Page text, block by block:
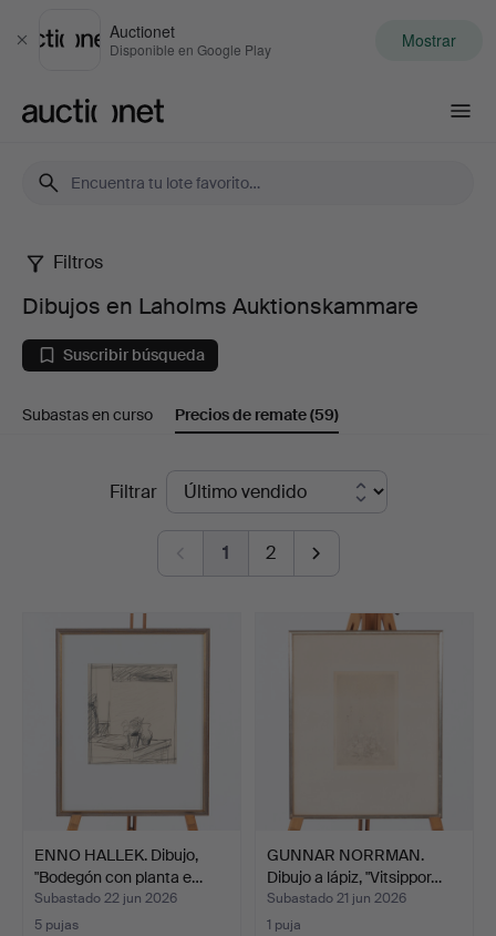
Cerrar
Auctionet
Disponible en Google Play Mostrar
Dibujos
en
Laholms
Auktionskammare
Filtros
Dibujos en Laholms Auktionskammare
Suscribir búsqueda
Subastas en curso Precios de remate(59)
Filtrar
1 2
ENNO HALLEK. Dibujo,
"Bodegón con planta e…
Subastado 22 jun 2026
5 pujas
GUNNAR NORRMAN.
Dibujo a lápiz, "Vitsippor…
Subastado 21 jun 2026
1 puja